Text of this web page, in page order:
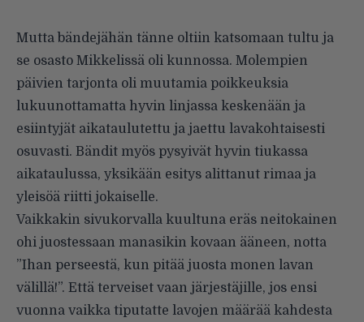
Mutta bändejähän tänne oltiin katsomaan tultu ja
se osasto Mikkelissä oli kunnossa. Molempien
päivien tarjonta oli muutamia poikkeuksia
lukuunottamatta hyvin linjassa keskenään ja
esiintyjät aikataulutettu ja jaettu lavakohtaisesti
osuvasti. Bändit myös pysyivät hyvin tiukassa
aikataulussa, yksikään esitys alittanut rimaa ja
yleisöä riitti jokaiselle.
Vaikkakin sivukorvalla kuultuna eräs neitokainen
ohi juostessaan manasikin kovaan ääneen, notta
”Ihan perseestä, kun pitää juosta monen lavan
välillä!”. Että terveiset vaan järjestäjille, jos ensi
vuonna vaikka tiputatte lavojen määrää kahdesta